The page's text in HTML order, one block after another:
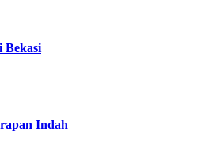
Bekasi
Indah